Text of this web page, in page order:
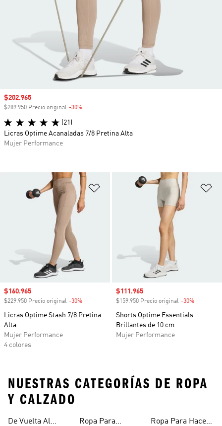
Añadir a la lista de deseos
Precio de venta
$160.965
$229.950 Precio original -30%
Licras Optime Stash 7/8 Pretina
Alta
Mujer Performance
4 colores
Precio de venta
$111.965
$159.950 Precio original -30%
Shorts Optime Essentials
Brillantes de 10 cm
Mujer Performance
Precio de venta
$202.965
$289.950 Precio original -30%
(21)
Licras Optime Acanaladas 7/8 Pretina Alta
Mujer Performance
NUESTRAS CATEGORÍAS DE ROPA
Y CALZADO
De Vuelta Al
Ropa Para
Ropa Para Hacer